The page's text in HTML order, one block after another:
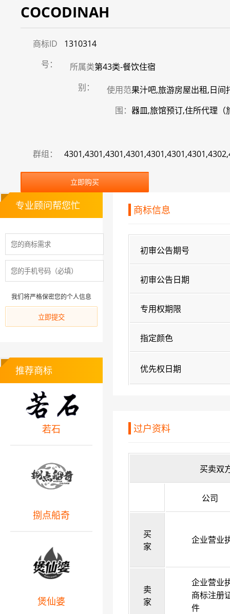
COCODINAH
商标ID
号：
1310314
所属类
别：
第43类-餐饮住宿
使用范
围：
果汁吧,旅游房屋出租,日
器皿,旅馆预订,住所代理（
群组：
立即购买
商标信息
初审公告期号
初审公告日期
专用权期限
指定颜色
优先权日期
过户资料
买卖双
公司
买
家
企业营业
卖
家
企业营业
商标注册
件
专业顾问帮您忙
我们将严格保密您的个人信息
推荐商标
若石
捌点船奇
煲仙婆